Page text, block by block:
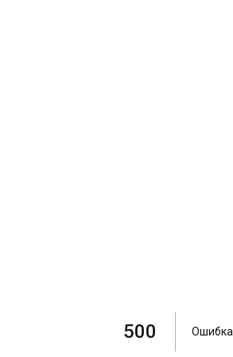
500 Ошибка